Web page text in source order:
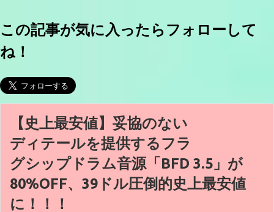
この記事が気に入ったらフォローして
ね！
【史上最安値】妥協のない
ディテールを提供するフラ
グシップドラム音源「BFD 3.5」が
80%OFF、39ドル圧倒的史上最安値
に！！！